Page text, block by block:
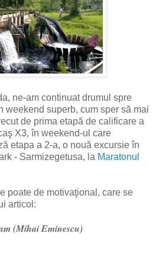
ne-am continuat drumul spre
weekend superb, cum sper să mai
de prima etapă de calificare a
X3, în weekend-ul care
etapa a 2-a, o nouă excursie în
- Sarmizegetusa, la Maratonul
poate de motivaţional, care se
articol:
(Mihai Eminescu)